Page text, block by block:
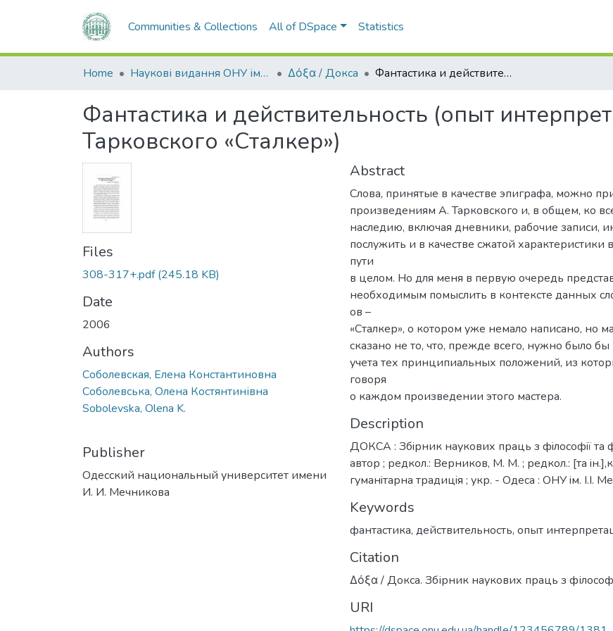
Communities & Collections All of DSpace Statistics
Home Наукові видання ОНУ імені І. І. Мечникова Δόξα / Докса Фантастика и действительность (опыт интерпретации фильма А. Тарковского «Сталкер»)
Фантастика и действительность (опыт
Тарковского «Сталкер»)
Files
308-317+.pdf(245.18 KB)
Date
2006
Authors
Соболевская, Елена Константиновна
Соболевська, Олена Костянтинівна
Sobolevska, Olena K.
Publisher
Одесский национальный университет имени
И. И. Мечникова
Abstract
Слова, принятые в качестве эпиграфа, можно
произведениям А. Тарковского и, в общем, ко
наследию, включая дневники, рабочие записи,
послужить и в качестве сжатой характеристики
пути
в целом. Но для меня в первую очередь
необходимым помыслить в контексте данных
ов –
«Сталкер», о котором уже немало написано, но
сказано не то, что, прежде всего, нужно было бы
учета тех принципиальных положений, из
говоря
о каждом произведении этого мастера.
Description
ДОКСА : Збiрник наукових праць з фiлософiї та
автор ; редкол.: Верников, М. М. ; редкол.: [та
гуманiтарна традицiя ; укр. - Одеса : ОНУ iм. I.I.
Keywords
фантастика, действительность, опыт
Citation
Δόξα / Докса. Збірник наукових праць з
URI